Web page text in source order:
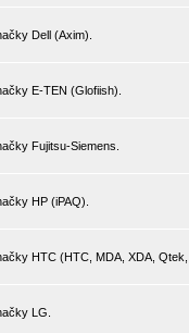
Dell (Axim).
E-TEN (Glofiish).
Fujitsu-Siemens.
HP (iPAQ).
HTC (HTC, MDA, XDA,
LG.